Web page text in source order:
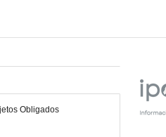
Obligados